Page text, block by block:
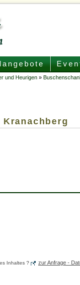
und Heurigen »
Inhaltes ? zur Anfrage -